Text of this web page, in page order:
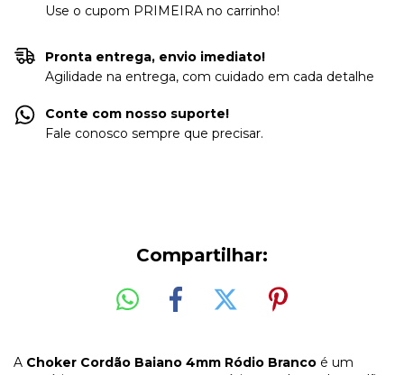
Use o cupom PRIMEIRA no carrinho!
Pronta entrega, envio imediato!
Agilidade na entrega, com cuidado em cada detalhe
Conte com nosso suporte!
Fale conosco sempre que precisar.
Compartilhar:
A Choker Cordão Baiano 4mm Ródio Branco é um